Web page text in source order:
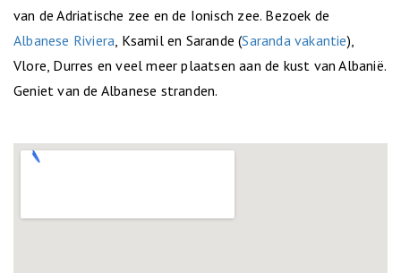
van de Adriatische zee en de Ionisch zee. Bezoek de
Albanese Riviera, Ksamil en Sarande (Saranda vakantie),
Vlore, Durres en veel meer plaatsen aan de kust van Albanië.
Geniet van de Albanese stranden.